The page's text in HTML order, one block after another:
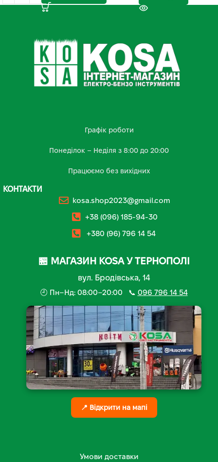
Графік роботи
Понеділок – Неділя з 8:00 до 20:00
Працюємо без вихідних
КОНТАКТИ
kosa.shop2023@gmail.com
+38 (096) 185-94-30
+380 (96) 796 14 54
🏪 МАГАЗИН KOSA У ТЕРНОПОЛІ
вул. Бродівська, 14
🕘 Пн–Нд: 08:00–20:00 📞 096 796 14 54
📍 Відкрити на мапі
Умови доставки